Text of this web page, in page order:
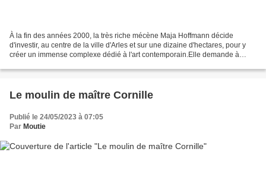
À la fin des années 2000, la très riche mécène Maja Hoffmann décide
d'investir, au centre de la ville d'Arles et sur une dizaine d'hectares, pour y
créer un immense complexe dédié à l'art contemporain.Elle demande à
Le moulin de maître Cornille
Publié le 24/05/2023 à 07:05
Par Moutie